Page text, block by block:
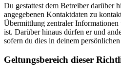
Du gestattest dem Betreiber darüber
angegebenen Kontaktdaten zu
Übermittlung zentraler Informationen
ist. Darüber hinaus dürfen er und
sofern du dies in deinem
Geltungsbereich dieser